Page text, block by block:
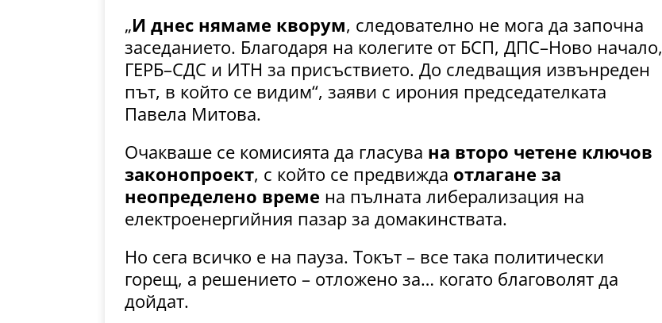
„И днес нямаме кворум, следователно не мога да започна
заседанието. Благодаря на колегите от БСП, ДПС–Ново начало,
ГЕРБ–СДС и ИТН за присъствието. До следващия извънреден
път, в който се видим“, заяви с ирония председателката
Павела Митова.
Очакваше се комисията да гласува на второ четене ключов
законопроект, с който се предвижда отлагане за
неопределено време на пълната либерализация на
електроенергийния пазар за домакинствата.
Но сега всичко е на пауза. Токът – все така политически
горещ, а решението – отложено за… когато благоволят да
дойдат.